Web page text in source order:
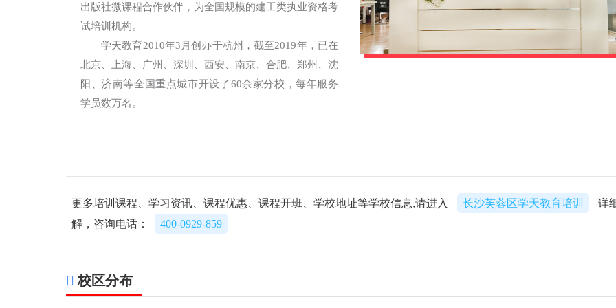
出版社微课程合作伙伴，为全国规模的建工类执业资格考
试培训机构。
学天教育2010年3月创办于杭州，截至2019年，已在
北京、上海、广州、深圳、西安、南京、合肥、郑州、沈
阳、济南等全国重点城市开设了60余家分校，每年服务
学员数万名。
更多培训课程、学习资讯、课程优惠、课程开班、学校地址等学校信息,请进入 长沙芙蓉区学天教育培训
详
解，咨询电话：
400-0929-859
校区分布